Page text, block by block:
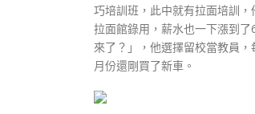
巧培訓班，此中就有拉面培訓
拉面館錄用，薪水也一下漲到
來了？」，他選擇留校當教員
月份還剛買了新車。